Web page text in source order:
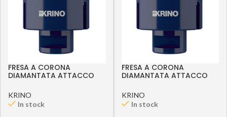
FRESA A CORONA
DIAMANTATA ATTACCO
KRINO
In stock
FRESA A CORONA
DIAMANTATA ATTACCO
KRINO
In stock